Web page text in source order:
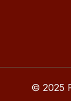
© 2025